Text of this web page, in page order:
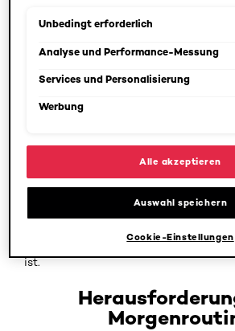
KI-gestütztes Hautanalyse-
dermatologischer Expertise basiert,
Produkte, Inhaltsstoffe und
spezifischer Hautbedürfnisse zu
25- bis 44-jährigen Profils mit
Hautpflegeroutine dabei, die
die Morgen- und Abendroutine zu
glatter, praller und strahlender
unterstützen. In diesem Artikel
jedes Produkt bewirkt und warum
ist.
ebenfalls möglich und speicherbar
angepasst werden. Für weitere
Unbedingt erforderlich
Analyse und Performance-Messung
Services und Personalisierung
Werbung
Alle akzeptieren
Auswahl speichern
Cookie-Einstellungen